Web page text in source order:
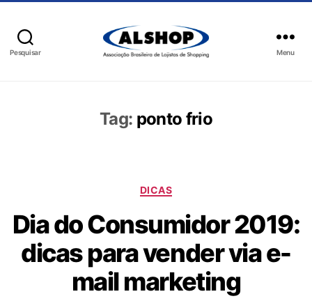
Pesquisar Menu
Tag: ponto frio
DICAS
Dia do Consumidor 2019:
dicas para vender via e-
mail marketing